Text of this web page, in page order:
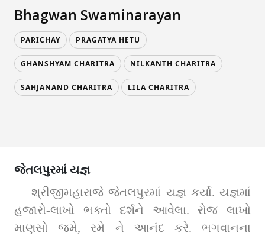
Bhagwan Swaminarayan
PARICHAY PRAGATYA HETU
GHANSHYAM CHARITRA NILKANTH CHARITRA
SAHJANAND CHARITRA LILA CHARITRA
જેતલપુરમાં યજ્ઞ
શ્રીજીમહારાજે જેતલપુરમાં યજ્ઞ કર્યો. યજ્ઞમાં
હજારો-લાખો ભક્તો દર્શને આવેલા. રોજ લાખો
માણસો જમે, રમે ને આનંદ કરે. ભગવાનના